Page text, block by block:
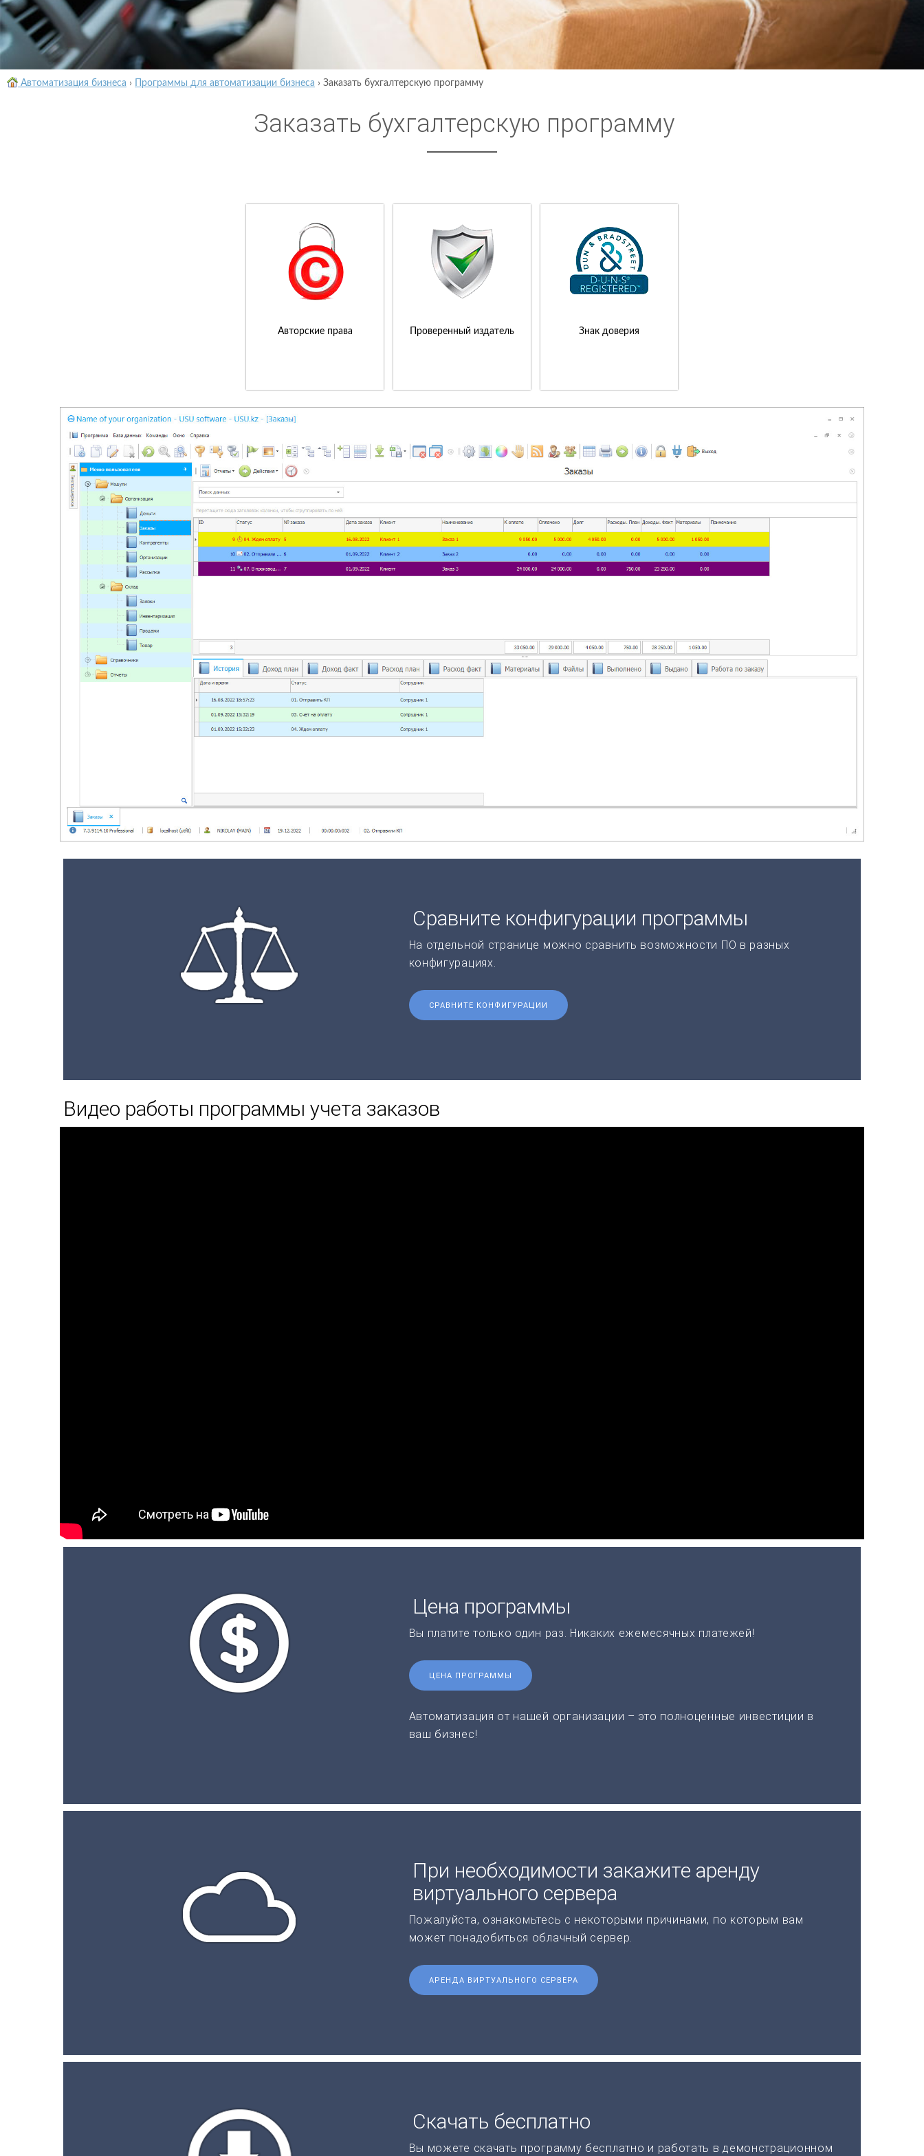
Автоматизация бизнеса › Программы для автоматизации бизнеса › Заказать бухгалтерскую программу
Заказать бухгалтерскую программу
Авторские права Проверенный издатель Знак доверия
Сравните конфигурации программы
На отдельной странице можно сравнить возможности ПО в разных
конфигурациях.
СРАВНИТЕ КОНФИГУРАЦИИ
Видео работы программы учета заказов
Цена программы
Вы платите только один раз. Никаких ежемесячных платежей!
ЦЕНА ПРОГРАММЫ
Автоматизация от нашей организации – это полноценные инвестиции в
ваш бизнес!
При необходимости закажите аренду
виртуального сервера
Пожалуйста, ознакомьтесь с некоторыми причинами, по которым вам
может понадобиться облачный сервер.
АРЕНДА ВИРТУАЛЬНОГО СЕРВЕРА
Скачать бесплатно
Вы можете скачать программу бесплатно и работать в демонстрационном